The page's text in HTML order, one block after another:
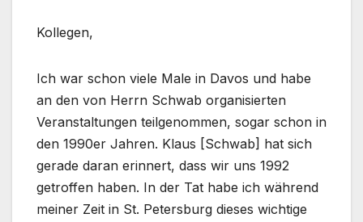
Kollegen,
Ich war schon viele Male in Davos und habe
an den von Herrn Schwab organisierten
Veranstaltungen teilgenommen, sogar schon in
den 1990er Jahren. Klaus [Schwab] hat sich
gerade daran erinnert, dass wir uns 1992
getroffen haben. In der Tat habe ich während
meiner Zeit in St. Petersburg dieses wichtige